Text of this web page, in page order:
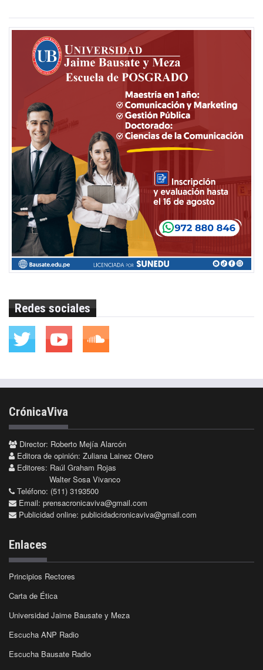
Redes sociales
CrónicaViva
Director: Roberto Mejía Alarcón
Editora de opinión: Zuliana Lainez Otero
Editores: Raúl Graham Rojas
Walter Sosa Vivanco
Teléfono: (511) 3193500
Email: prensacronicaviva@gmail.com
Publicidad online: publicidadcronicaviva@gmail.com
Enlaces
Principios Rectores
Carta de Ética
Universidad Jaime Bausate y Meza
Escucha ANP Radio
Escucha Bausate Radio